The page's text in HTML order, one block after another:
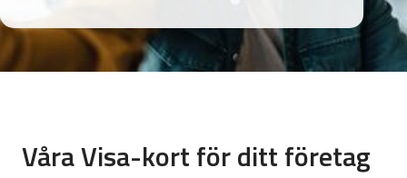
Våra Visa-kort för ditt företag